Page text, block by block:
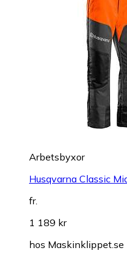
Arbetsbyxor
Husqvarna Classic
fr.
1 189 kr
hos Maskinklippet.se